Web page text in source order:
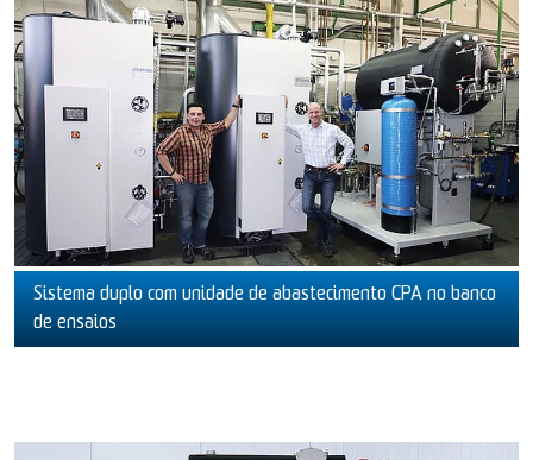
Sistema duplo com unidade de abastecimento CPA no banco
de ensaios